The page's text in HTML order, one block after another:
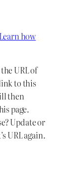
Learn how
URL of
to this
then
page.
Update or
URL again.